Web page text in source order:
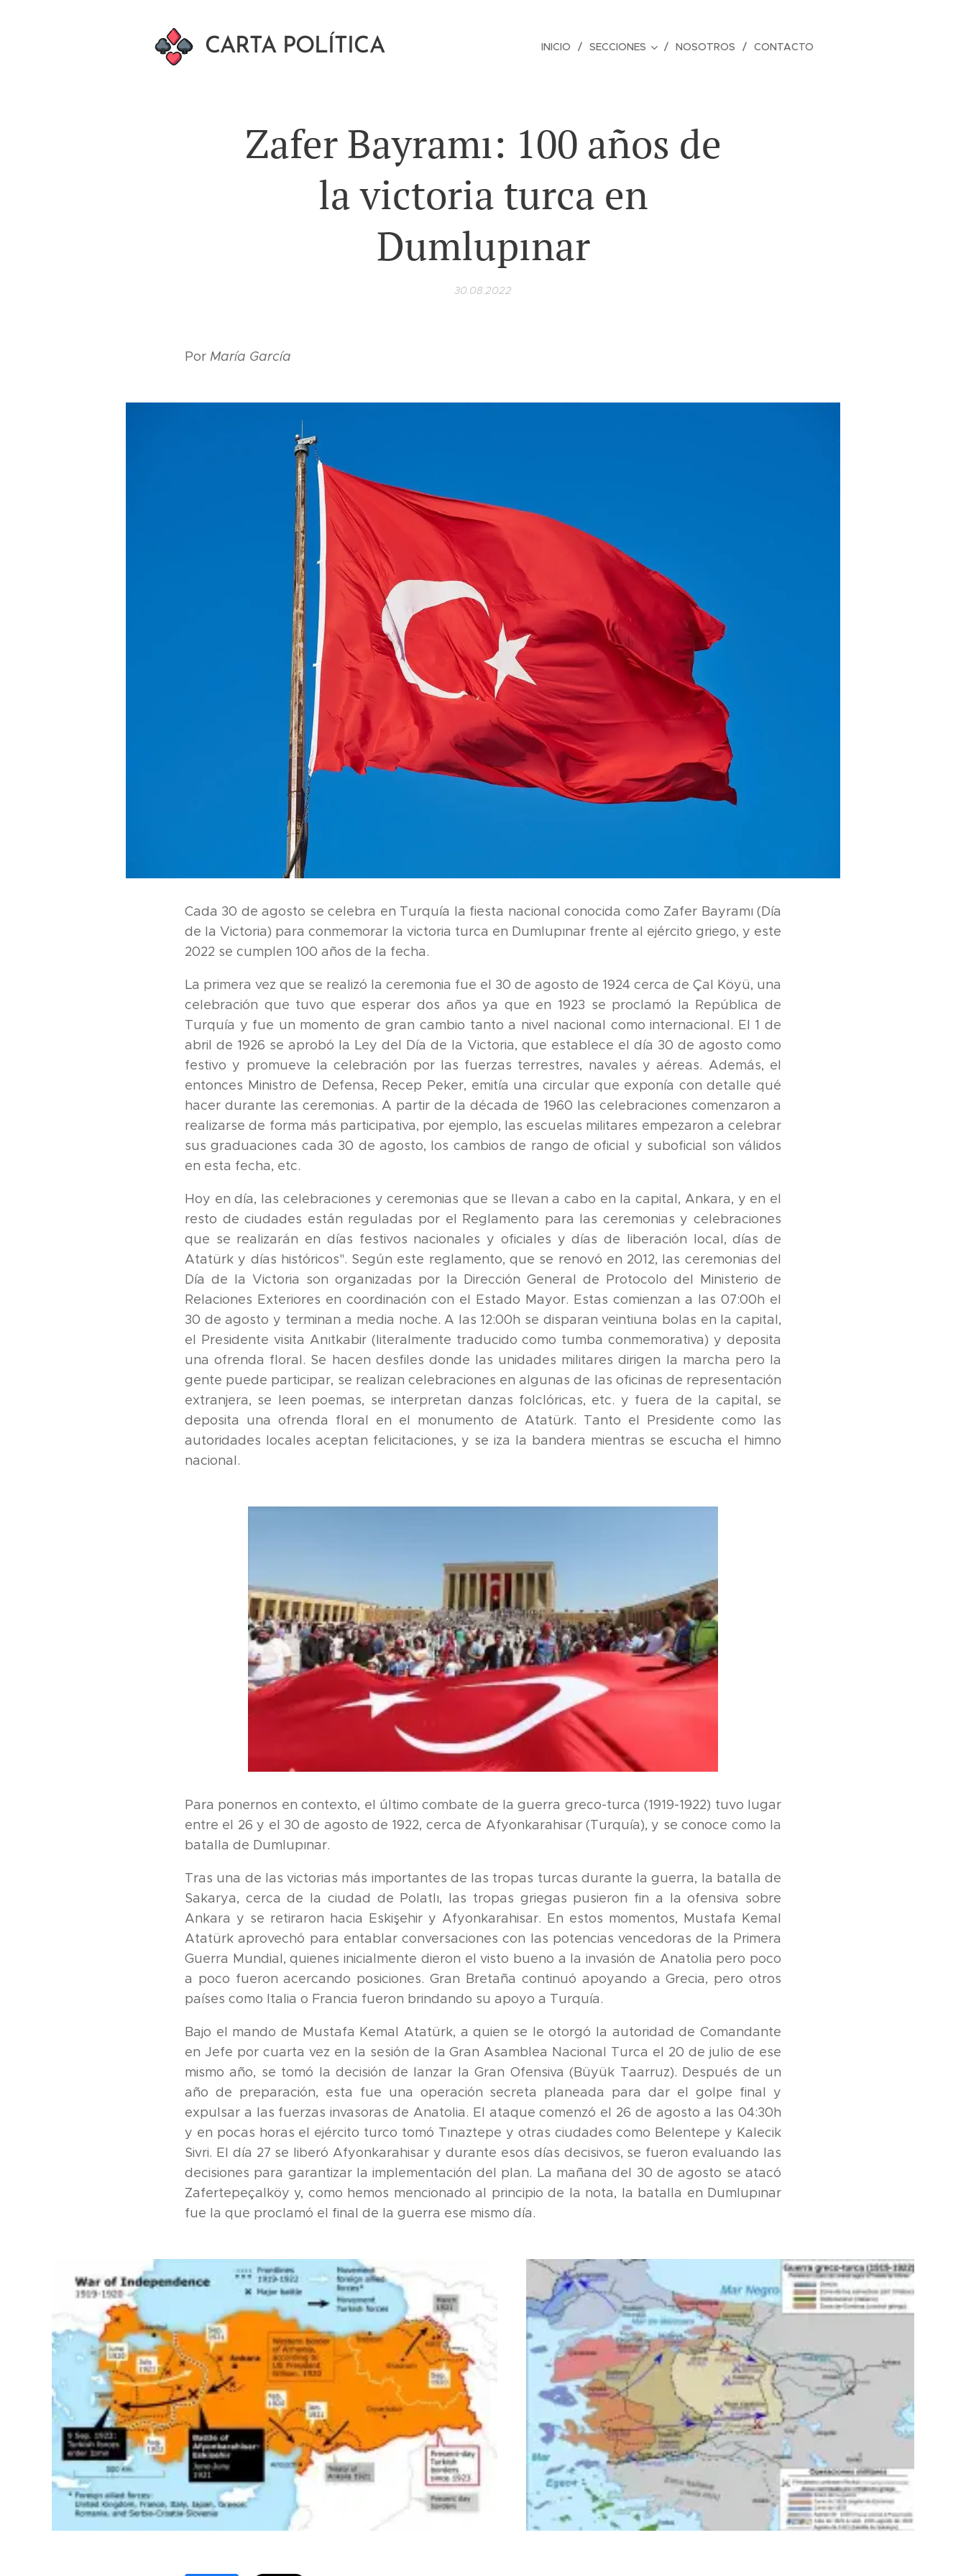
CARTA POLÍTICA INICIO SECCIONES NOSOTROS CONTACTO
Zafer Bayramı: 100 años de
la victoria turca en
Dumlupınar
30.08.2022
Por María García
Cada 30 de agosto se celebra en Turquía la fiesta nacional conocida como Zafer Bayramı (Día
de la Victoria) para conmemorar la victoria turca en Dumlupınar frente al ejército griego, y este
2022 se cumplen 100 años de la fecha.
La primera vez que se realizó la ceremonia fue el 30 de agosto de 1924 cerca de Çal Köyü, una
celebración que tuvo que esperar dos años ya que en 1923 se proclamó la República de
Turquía y fue un momento de gran cambio tanto a nivel nacional como internacional. El 1 de
abril de 1926 se aprobó la Ley del Día de la Victoria, que establece el día 30 de agosto como
festivo y promueve la celebración por las fuerzas terrestres, navales y aéreas. Además, el
entonces Ministro de Defensa, Recep Peker, emitía una circular que exponía con detalle qué
hacer durante las ceremonias. A partir de la década de 1960 las celebraciones comenzaron a
realizarse de forma más participativa, por ejemplo, las escuelas militares empezaron a celebrar
sus graduaciones cada 30 de agosto, los cambios de rango de oficial y suboficial son válidos
en esta fecha, etc.
Hoy en día, las celebraciones y ceremonias que se llevan a cabo en la capital, Ankara, y en el
resto de ciudades están reguladas por el ¨Reglamento para las ceremonias y celebraciones
que se realizarán en días festivos nacionales y oficiales y días de liberación local, días de
Atatürk y días históricos". Según este reglamento, que se renovó en 2012, las ceremonias del
Día de la Victoria son organizadas por la Dirección General de Protocolo del Ministerio de
Relaciones Exteriores en coordinación con el Estado Mayor. Estas comienzan a las 07:00h el
30 de agosto y terminan a media noche. A las 12:00h se disparan veintiuna bolas en la capital,
el Presidente visita Anıtkabir (literalmente traducido como tumba conmemorativa) y deposita
una ofrenda floral. Se hacen desfiles donde las unidades militares dirigen la marcha pero la
gente puede participar, se realizan celebraciones en algunas de las oficinas de representación
extranjera, se leen poemas, se interpretan danzas folclóricas, etc. y fuera de la capital, se
deposita una ofrenda floral en el monumento de Atatürk. Tanto el Presidente como las
autoridades locales aceptan felicitaciones, y se iza la bandera mientras se escucha el himno
nacional.
Para ponernos en contexto, el último combate de la guerra greco-turca (1919-1922) tuvo lugar
entre el 26 y el 30 de agosto de 1922, cerca de Afyonkarahisar (Turquía), y se conoce como la
batalla de Dumlupınar.
Tras una de las victorias más importantes de las tropas turcas durante la guerra, la batalla de
Sakarya, cerca de la ciudad de Polatlı, las tropas griegas pusieron fin a la ofensiva sobre
Ankara y se retiraron hacia Eskişehir y Afyonkarahisar. En estos momentos, Mustafa Kemal
Atatürk aprovechó para entablar conversaciones con las potencias vencedoras de la Primera
Guerra Mundial, quienes inicialmente dieron el visto bueno a la invasión de Anatolia pero poco
a poco fueron acercando posiciones. Gran Bretaña continuó apoyando a Grecia, pero otros
países como Italia o Francia fueron brindando su apoyo a Turquía.
Bajo el mando de Mustafa Kemal Atatürk, a quien se le otorgó la autoridad de Comandante
en Jefe por cuarta vez en la sesión de la Gran Asamblea Nacional Turca el 20 de julio de ese
mismo año, se tomó la decisión de lanzar la Gran Ofensiva (Büyük Taarruz). Después de un
año de preparación, esta fue una operación secreta planeada para dar el golpe final y
expulsar a las fuerzas invasoras de Anatolia. El ataque comenzó el 26 de agosto a las 04:30h
y en pocas horas el ejército turco tomó Tınaztepe y otras ciudades como Belentepe y Kalecik
Sivri. El día 27 se liberó Afyonkarahisar y durante esos días decisivos, se fueron evaluando las
decisiones para garantizar la implementación del plan. La mañana del 30 de agosto se atacó
Zafertepeçalköy y, como hemos mencionado al principio de la nota, la batalla en Dumlupınar
fue la que proclamó el final de la guerra ese mismo día.